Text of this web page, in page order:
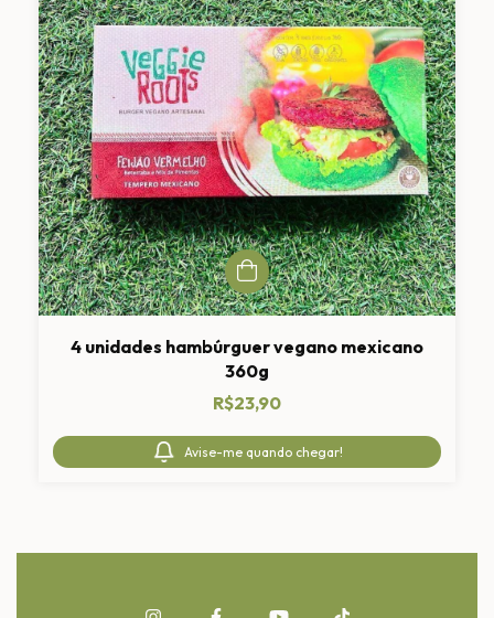
4 unidades hambúrguer vegano mexicano
360g
R$23,90
Avise-me quando chegar!